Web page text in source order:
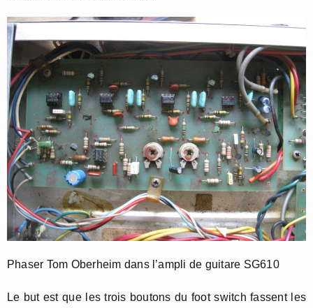
Phaser Tom Oberheim dans l’ampli de guitare SG610
Le but est que les trois boutons du foot switch fassent les